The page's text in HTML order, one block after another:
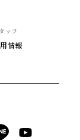
ッフ
情報
YouTube